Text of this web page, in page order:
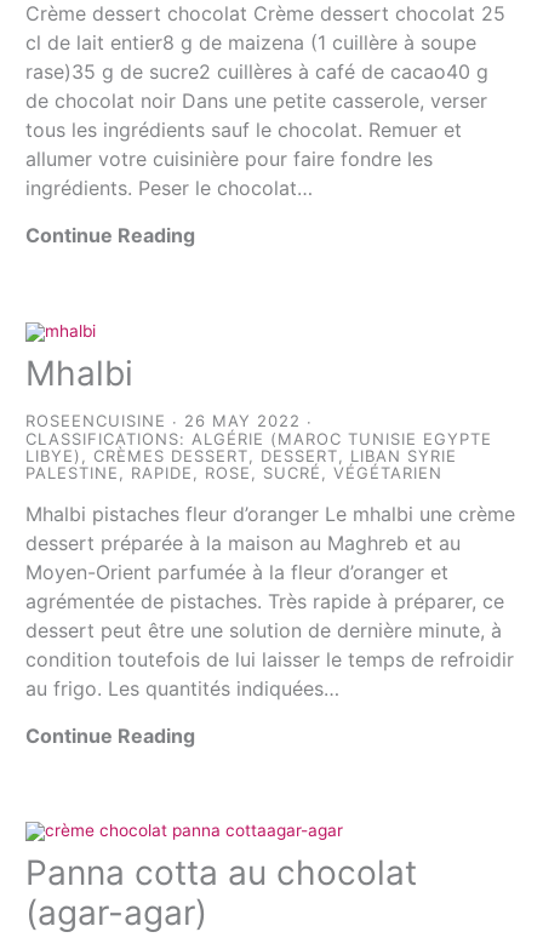
Crème dessert chocolat Crème dessert chocolat 25
cl de lait entier8 g de maizena (1 cuillère à soupe
rase)35 g de sucre2 cuillères à café de cacao40 g
de chocolat noir Dans une petite casserole, verser
tous les ingrédients sauf le chocolat. Remuer et
allumer votre cuisinière pour faire fondre les
ingrédients. Peser le chocolat…
Continue Reading
Mhalbi
ROSEENCUISINE
26 MAY 2022
CLASSIFICATIONS: ALGÉRIE (MAROC TUNISIE EGYPTE
LIBYE)
,CRÈMES DESSERT DESSERT
LIBAN SYRIE
PALESTINE
RAPIDE ROSE SUCRÉ ,VÉGÉTARIEN
Mhalbi pistaches fleur d’oranger Le mhalbi une crème
dessert préparée à la maison au Maghreb et au
Moyen-Orient parfumée à la fleur d’oranger et
agrémentée de pistaches. Très rapide à préparer, ce
dessert peut être une solution de dernière minute, à
condition toutefois de lui laisser le temps de refroidir
au frigo. Les quantités indiquées…
Continue Reading
Panna cotta au chocolat
(agar-agar)